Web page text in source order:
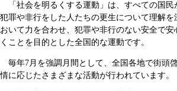
「社会を明るくする運動」は、すべての国民
犯罪や非行をした人たちの更生について理解
おいて力を合わせ、犯罪や非行のない安全で
くことを目的とした全国的な運動です。
毎年7月を強調月間として、全国各地で街頭
情に応じたさまざまな活動が行われています。